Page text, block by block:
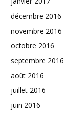
décembre 2016
novembre 2016
octobre 2016
septembre 2016
août 2016
juillet 2016
juin 2016